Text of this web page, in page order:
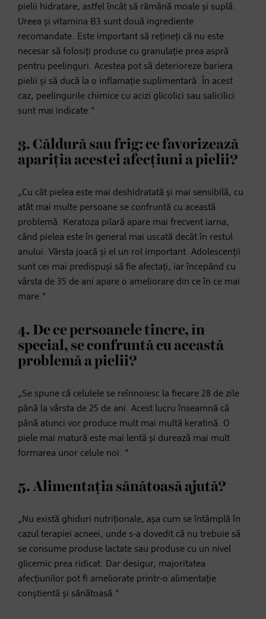
pielii hidratare, astfel încât să rămână moale și suplă.
Ureea și vitamina B3 sunt două ingrediente
recomandate. Este important să rețineți că nu este
necesar să folosiți produse cu granulație prea aspră
pentru peelinguri. Acestea pot să deterioreze bariera
pielii și să ducă la o inflamație suplimentară. În acest
caz, peelingurile chimice cu acizi glicolici sau salicilici
sunt mai indicate."
3. Căldură sau frig: ce favorizează
apariția acestei afecțiuni a pielii?
„Cu cât pielea este mai deshidratată și mai sensibilă, cu
atât mai multe persoane se confruntă cu această
problemă. Keratoza pilară apare mai frecvent iarna,
când pielea este în general mai uscată decât în restul
anului. Vârsta joacă și el un rol important. Adolescenții
sunt cei mai predispuși să fie afectați, iar începând cu
vârsta de 35 de ani apare o ameliorare din ce în ce mai
mare."
4. De ce persoanele tinere, în
special, se confruntă cu această
problemă a pielii?
„Se spune că celulele se reînnoiesc la fiecare 28 de zile
până la vârsta de 25 de ani. Acest lucru înseamnă că
până atunci vor produce mult mai multă keratină. O
piele mai matură este mai lentă și durează mai mult
formarea unor celule noi. "
5. Alimentația sănătoasă ajută?
„Nu există ghiduri nutriționale, așa cum se întâmplă în
cazul terapiei acneei, unde s-a dovedit că nu trebuie să
se consume produse lactate sau produse cu un nivel
glicemic prea ridicat. Dar desigur, majoritatea
afecțiunilor pot fi ameliorate printr-o alimentație
conștientă și sănătoasă."